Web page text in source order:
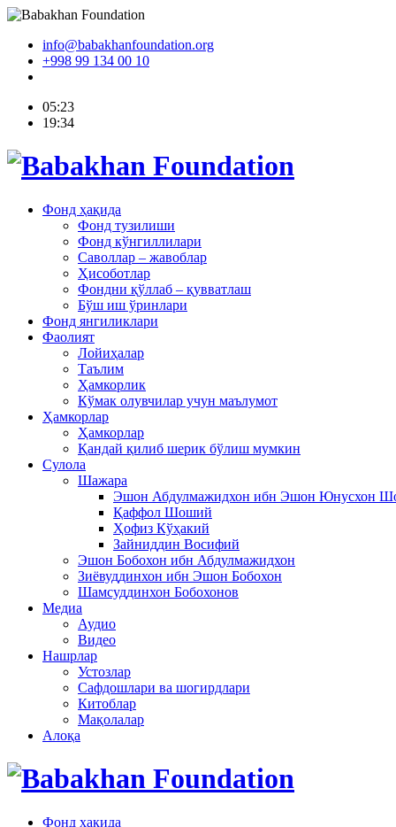
info@babakhanfoundation.org
+998 99 134 00 10
05:23
19:34
Фонд ҳақида
Фонд тузилиши
Фонд кўнгиллилари
Саволлар – жавоблар
Ҳисоботлар
Фондни қўллаб – қувватлаш
Бўш иш ўринлари
Фонд янгиликлари
Фаолият
Лойиҳалар
Таълим
Ҳамкорлик
Кўмак олувчилар учун маълумот
Ҳамкорлар
Ҳамкорлар
Қандай қилиб шерик бўлиш мумкин
Сулола
Шажара
Эшон Абдулмажидхон ибн Эшон Юнусхон
Қаффол Шоший
Ҳофиз Кўҳакий
Зайниддин Восифий
Эшон Бобохон ибн Абдулмажидхон
Зиёвуддинхон ибн Эшон Бобохон
Шамсуддинхон Бобохонов
Медиа
Аудио
Видео
Нашрлар
Устозлар
Сафдошлари ва шогирдлари
Китоблар
Мақолалар
Алоқа
Фонд ҳақида